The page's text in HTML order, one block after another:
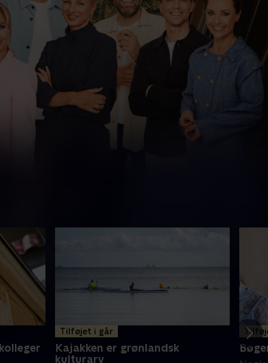
Tilføjet i går
Kajakken er grønlandsk
kulturarv